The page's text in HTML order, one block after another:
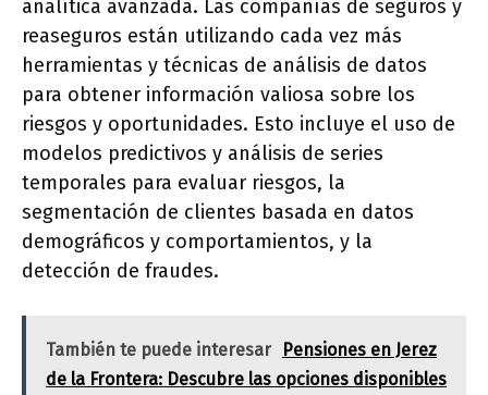
analítica avanzada. Las compañías de seguros y
reaseguros están utilizando cada vez más
herramientas y técnicas de análisis de datos
para obtener información valiosa sobre los
riesgos y oportunidades. Esto incluye el uso de
modelos predictivos y análisis de series
temporales para evaluar riesgos, la
segmentación de clientes basada en datos
demográficos y comportamientos, y la
detección de fraudes.
También te puede interesar
Pensiones en Jerez
de la Frontera: Descubre las opciones disponibles